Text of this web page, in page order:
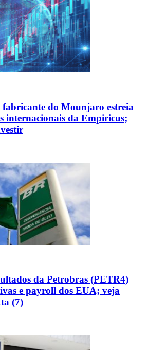
do Mounjaro estreia
internacionais da Empiricus;
da Petrobras (PETR4)
e payroll dos EUA; veja
(7)